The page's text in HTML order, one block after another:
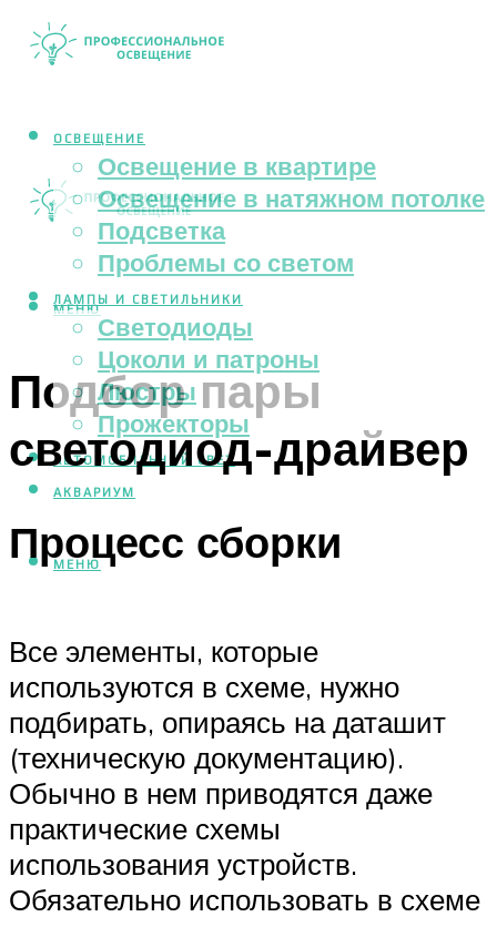
ОСВЕЩЕНИЕ
Освещение в квартире
Освещение в натяжном потолке
Подсветка
Проблемы со светом
ЛАМПЫ И СВЕТИЛЬНИКИ
Светодиоды
Цоколи и патроны
Люстры
Прожекторы
АВТОМОБИЛЬНЫЙ СВЕТ
АКВАРИУМ
МЕНЮ
МЕНЮ
Подбор пары
светодиод-драйвер
Процесс сборки
Все элементы, которые
используются в схеме, нужно
подбирать, опираясь на даташит
(техническую документацию).
Обычно в нем приводятся даже
практические схемы
использования устройств.
Обязательно использовать в схеме